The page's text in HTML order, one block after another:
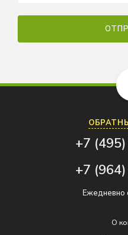
О
+7
+7
Ежедневно